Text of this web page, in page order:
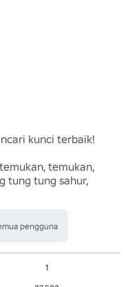
kunci terbaik!
temukan,
tung tung sahur,
pengguna
1